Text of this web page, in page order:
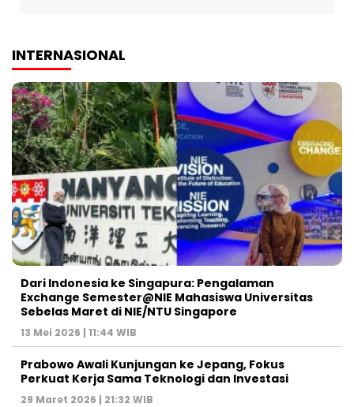
INTERNASIONAL
Dari Indonesia ke Singapura: Pengalaman
Exchange Semester@NIE Mahasiswa Universitas
Sebelas Maret di NIE/NTU Singapore
13 Mei 2026 | 11:44 WIB
Prabowo Awali Kunjungan ke Jepang, Fokus
Perkuat Kerja Sama Teknologi dan Investasi
29 Maret 2026 | 21:32 WIB